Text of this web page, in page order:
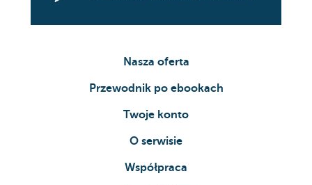
Nasza oferta
Przewodnik po ebookach
Twoje konto
O serwisie
Współpraca